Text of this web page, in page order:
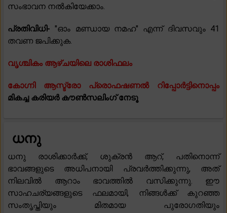
സംഭാവന നൽകിയേക്കാം.
പ്രതിവിധി-"ഓം മണ്ഡായ നമഹ" എന്ന് ദിവസവും 41
തവണ ജപിക്കുക.
വൃശ്ചികം ആഴ്ചയിലെ രാശിഫലം
കോഗ്നി ആസ്ട്രോ പ്രൊഫഷണൽ റിപ്പോർട്ടിനൊപ്പം
മികച്ച കരിയർ കൗൺസലിംഗ് നേടൂ
ധനു
ധനു രാശിക്കാർക്ക്, ശുക്രൻ ആറ്, പതിനൊന്ന്
ഭാവങ്ങളുടെ അധിപനായി പ്രവർത്തിക്കുന്നു, അത്
നിലവിൽ ആറാം ഭാവത്തിൽ വസിക്കുന്നു. ഈ
സാഹചര്യങ്ങളുടെ ഫലമായി, നിങ്ങൾക്ക് കുറഞ്ഞ
സംതൃപ്തിയും മിതമായ പുരോഗതിയും